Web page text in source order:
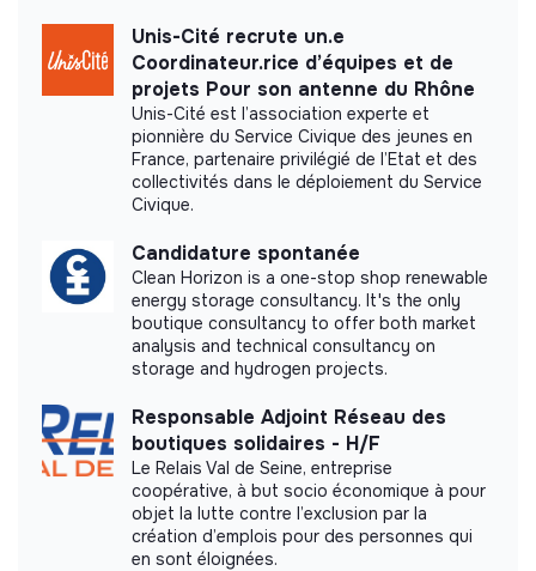
Unis-Cité recrute un.e
Coordinateur.rice d’équipes et de
projets Pour son antenne du Rhône
Unis-Cité est l’association experte et
pionnière du Service Civique des jeunes en
France, partenaire privilégié de l’Etat et des
collectivités dans le déploiement du Service
Civique.
Candidature spontanée
Clean Horizon is a one-stop shop renewable
energy storage consultancy. It's the only
boutique consultancy to offer both market
analysis and technical consultancy on
storage and hydrogen projects.
Responsable Adjoint Réseau des
boutiques solidaires - H/F
Le Relais Val de Seine, entreprise
coopérative, à but socio économique à pour
objet la lutte contre l’exclusion par la
création d’emplois pour des personnes qui
en sont éloignées.